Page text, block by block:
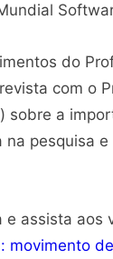
do
com o
sobre a
na pesquisa
e assista aos
movimento